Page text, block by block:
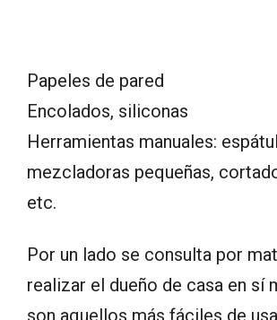
Papeles de pared
Encolados, siliconas
Herramientas manuales:
mezcladoras pequeñas,
etc.
Por un lado se consulta por
realizar el dueño de casa en sí